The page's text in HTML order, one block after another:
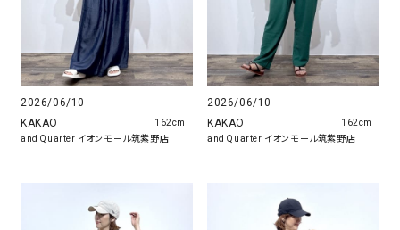
2026/06/10
KAKAO
and Quarter イオンモール筑紫野店
162cm
2026/06/10
KAKAO
and Quarter イオンモール筑紫野店
162cm